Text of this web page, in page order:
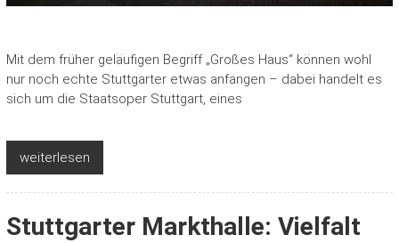
Mit dem früher geläufigen Begriff „Großes Haus“ können wohl
nur noch echte Stuttgarter etwas anfangen – dabei handelt es
sich um die Staatsoper Stuttgart, eines
weiterlesen
Stuttgarter Markthalle: Vielfalt